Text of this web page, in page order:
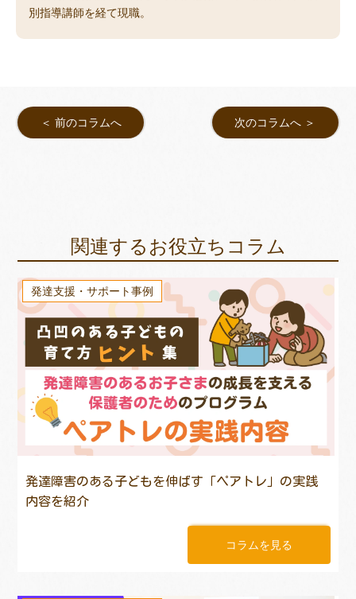
別指導講師を経て現職。
＜ 前のコラムへ 次のコラムへ ＞
関連するお役立ちコラム
発達支援・サポート事例
発達障害のある子どもを伸ばす「ペアトレ」の実践
内容を紹介
コラムを見る